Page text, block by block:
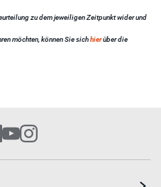
zu dem jeweiligen Zeitpunkt wider und
möchten, können Sie sichhierüber die